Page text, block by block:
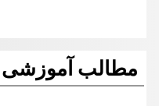
مطالب آموزشی